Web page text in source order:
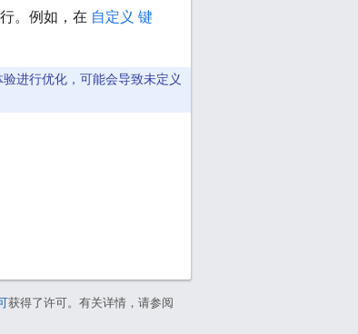
。例如，在 自定义 键
进行优化，可能会导致未定义
获得了许可。有关详情，请参阅